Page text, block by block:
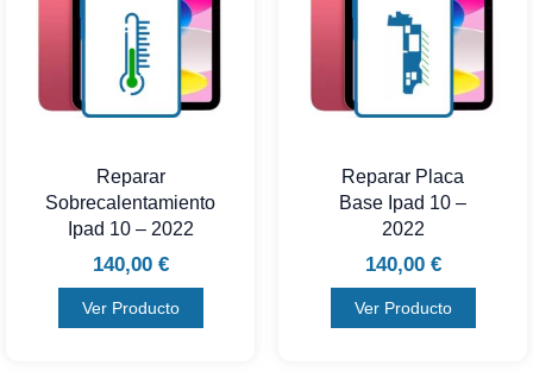
Reparar
Sobrecalentamiento
Ipad 10 – 2022
140,00 €
Ver Producto
Reparar Placa
Base Ipad 10 –
2022
140,00 €
Ver Producto